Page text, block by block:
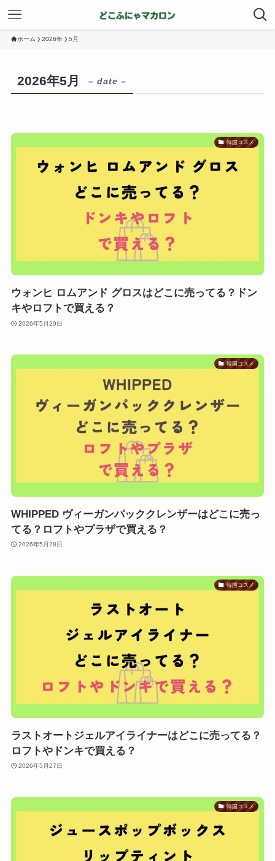
ホーム 2026年 5月
2026年5月 – date –
韓国コスメ
ウォンヒ ロムアンド グロスはどこに売ってる？ドン
キやロフトで買える？
2026年5月29日
韓国コスメ
WHIPPED ヴィーガンパッククレンザーはどこに売っ
てる？ロフトやプラザで買える？
2026年5月28日
韓国コスメ
ラストオートジェルアイライナーはどこに売ってる？
ロフトやドンキで買える？
2026年5月27日
韓国コスメ